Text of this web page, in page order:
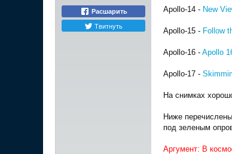
Расшарить
Твитнуть
Apollo-14 - New
Apollo-15 - Follow
Apollo-16 - Apollo
Apollo-17 -
На снимках
Ниже
под зеленым
Аргумент: В